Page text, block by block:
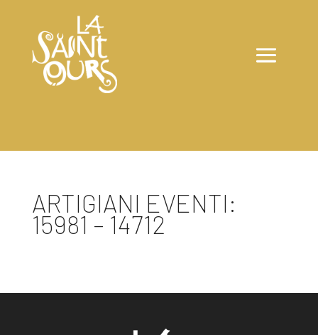
ARTIGIANI EVENTI:
15981 – 14712